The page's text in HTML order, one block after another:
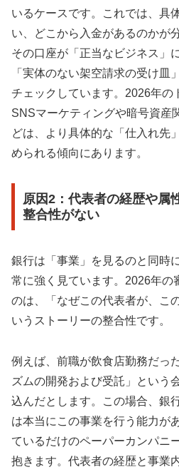
いるケースです。これでは、具
い、どこから入金があるのかが
その口座が「正当なビジネス」
「実体のない架空請求の受け皿
チェックしています。2026年の
SNSマーケティングや暗号資産
どは、より具体的な「仕入れ先
められる傾向にあります。
原因2：代表者の経歴や属
整合性がない
銀行は「事業」を見るのと同時
常に強く見ています。2026年の
のは、「なぜこの代表者が、こ
いうストーリーの整合性です。
例えば、前職が飲食店勤務だっ
ズムの開発および受託」という
込んだとします。この場合、銀
は本当にこの事業を行う能力が
ているだけのペーパーカンパニ
抱きます。代表者の経歴と事業